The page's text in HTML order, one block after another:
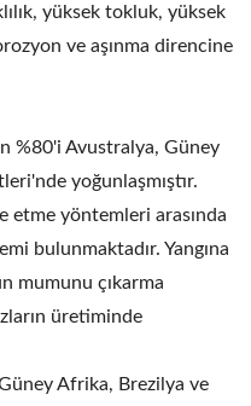
yüksek tokluk, yüksek
ve aşınma direncine
%80'i Avustralya, Güney
yoğunlaşmıştır.
yöntemleri arasında
bulunmaktadır. Yangına
mumunu çıkarma
üretiminde
Afrika, Brezilya ve